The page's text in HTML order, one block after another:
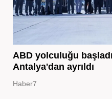
ABD yolculuğu
Antalya'dan ayrıldı
Haber7